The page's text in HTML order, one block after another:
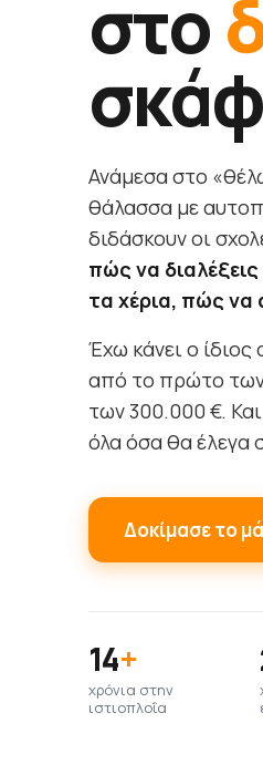
στο
Ανάμεσα στο
θάλασσα με
διδάσκουν οι
πώς να
τα χέρια, πώς να
Έχω κάνει ο
από το πρώτο των
των 300.000 €.
όλα όσα θα έλεγα
Δοκίμασε το
14+
χρόνια στην
ιστιοπλοΐα